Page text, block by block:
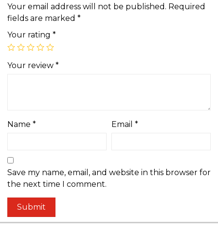
Your email address will not be published. Required
fields are marked *
Your rating *
Your review *
Name * Email *
Save my name, email, and website in this browser for
the next time I comment.